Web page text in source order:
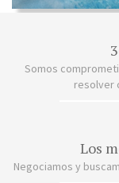
Somos
resolver
Los
Negociamos y